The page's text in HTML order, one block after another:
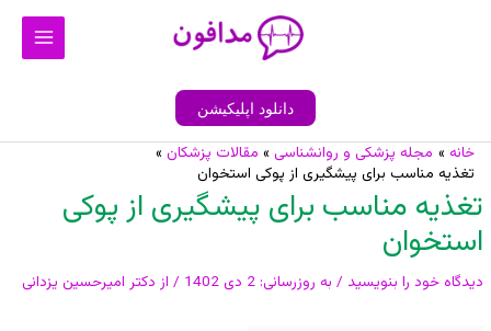
Main
دانلود اپلیکیشن
خانه مجله پزشکی و روانشناسی
مقالات پزشکان
تغذیه مناسب برای پیشگیری از پوکی استخوان
تغذیه مناسب برای پیشگیری از پوکی
استخوان
دیدگاه‌ خود را بنویسید / به روزرسانی: 2 دی 1402 / از دکتر امیرحسین یزدانی
پیمایش
نوشته